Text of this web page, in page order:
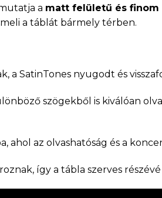
a matt felületű és finom
a táblát bármely térben.
a SatinTones nyugodt és
szögekből is kiválóan
ahol az olvashatóság és a
így a tábla szerves